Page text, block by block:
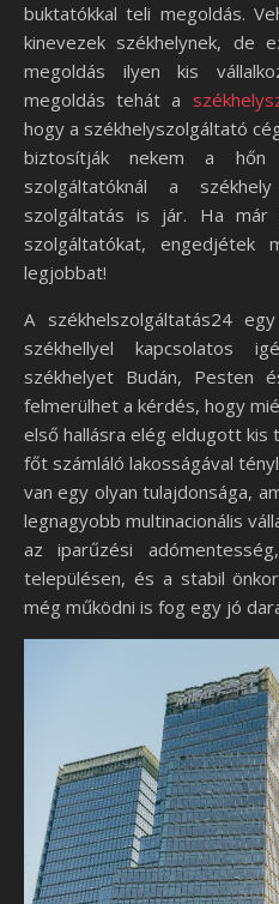
buktatókkal teli megoldás.
kinevezek székhelynek, de
megoldás ilyen kis
megoldás tehát a
hogy a székhelyszolgáltató
biztosítják nekem a hőn
szolgáltatóknál a
szolgáltatás is jár. Ha
szolgáltatókat, engedjétek
legjobbat!
A székhelszolgáltatás24
székhellyel kapcsolatos
székhelyet Budán, Pesten
felmerülhet a kérdés, hogy
első hallásra elég eldugott kis
főt számláló lakosságával
van egy olyan tulajdonsága,
legnagyobb multinacionális
az iparűzési
településen, és a stabil
még működni is fog egy jó